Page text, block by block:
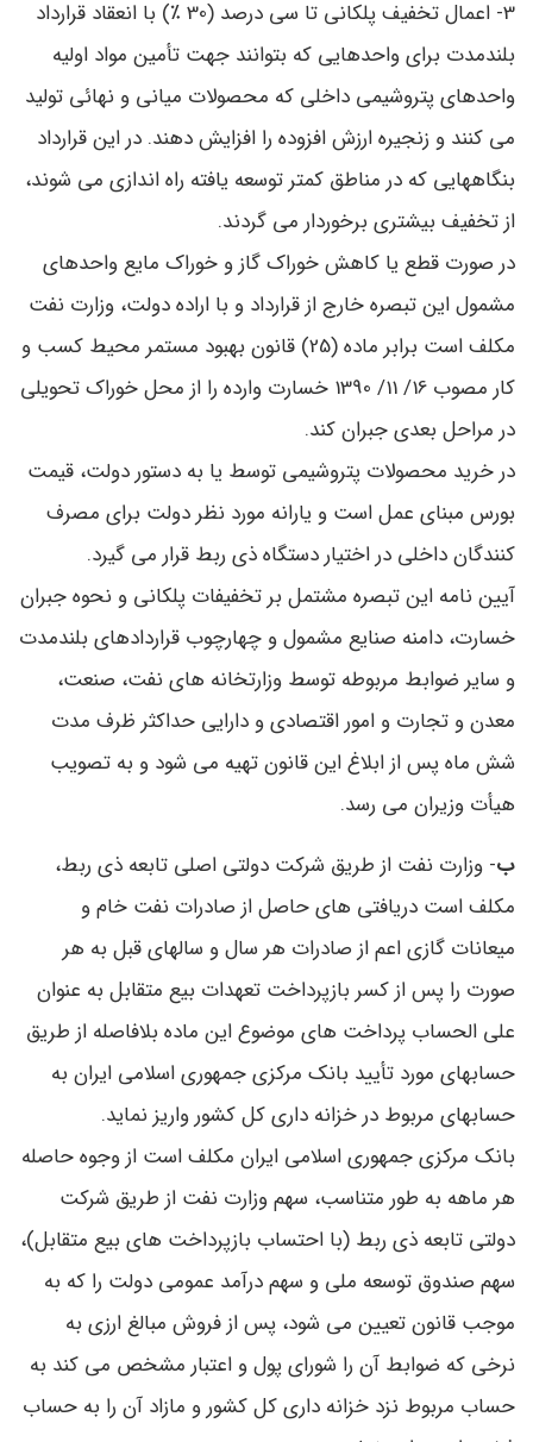
3- اعمال تخفیف پلکانی تا سی درصد (30 ٪) با انعقاد قرارداد
بلندمدت برای واحدهایی که بتوانند جهت تأمین مواد اولیه
واحدهای پتروشیمی داخلی که محصولات میانی و نهائی تولید
می کنند و زنجیره ارزش افزوده را افزایش دهند. در این قرارداد
بنگاههایی که در مناطق کمتر توسعه یافته راه اندازی می شوند،
از تخفیف بیشتری برخوردار می گردند.
در صورت قطع یا کاهش خوراک گاز و خوراک مایع واحدهای
مشمول این تبصره خارج از قرارداد و با اراده دولت، وزارت نفت
مکلف است برابر ماده (25) قانون بهبود مستمر محیط کسب و
کار مصوب 16/ 11/ 1390 خسارت وارده را از محل خوراک تحویلی
در مراحل بعدی جبران کند.
در خرید محصولات پتروشیمی توسط یا به دستور دولت، قیمت
بورس مبنای عمل است و یارانه مورد نظر دولت برای مصرف
کنندگان داخلی در اختیار دستگاه ذی ربط قرار می گیرد.
آیین نامه این تبصره مشتمل بر تخفیفات پلکانی و نحوه جبران
خسارت، دامنه صنایع مشمول و چهارچوب قراردادهای بلندمدت
و سایر ضوابط مربوطه توسط وزارتخانه های نفت، صنعت،
معدن و تجارت و امور اقتصادی و دارایی حداکثر ظرف مدت
شش ماه پس از ابلاغ این قانون تهیه می شود و به تصویب
هیأت وزیران می رسد.
ب- وزارت نفت از طریق شرکت دولتی اصلی تابعه ذی ربط،
مکلف است دریافتی های حاصل از صادرات نفت خام و
میعانات گازی اعم از صادرات هر سال و سالهای قبل به هر
صورت را پس از کسر بازپرداخت تعهدات بیع متقابل به عنوان
علی الحساب پرداخت های موضوع این ماده بلافاصله از طریق
حسابهای مورد تأیید بانک مرکزی جمهوری اسلامی ایران به
حسابهای مربوط در خزانه داری کل کشور واریز نماید.
بانک مرکزی جمهوری اسلامی ایران مکلف است از وجوه حاصله
هر ماهه به طور متناسب، سهم وزارت نفت از طریق شرکت
دولتی تابعه ذی ربط (با احتساب بازپرداخت های بیع متقابل)،
سهم صندوق توسعه ملی و سهم درآمد عمومی دولت را که به
موجب قانون تعیین می شود، پس از فروش مبالغ ارزی به
نرخی که ضوابط آن را شورای پول و اعتبار مشخص می کند به
حساب مربوط نزد خزانه داری کل کشور و مازاد آن را به حساب